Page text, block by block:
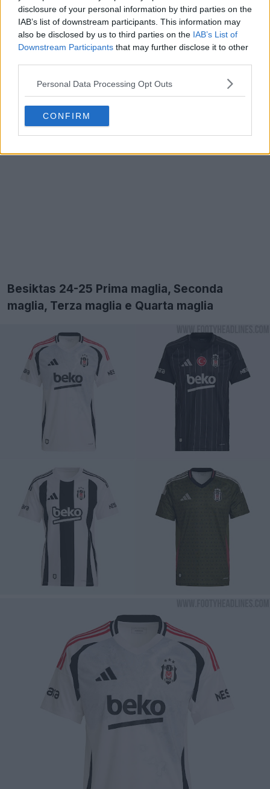
disclosure of your personal information by third parties on the
IAB’s list of downstream participants. This information may
also be disclosed by us to third parties on the IAB’s List of
Downstream Participants that may further disclose it to other
Personal Data Processing Opt Outs
CONFIRM
Besiktas 24-25 Prima maglia, Seconda
maglia, Terza maglia e Quarta maglia